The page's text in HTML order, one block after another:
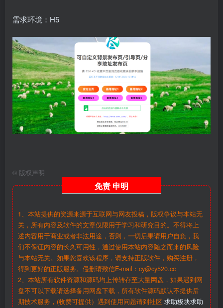
需求环境：H5
© 版权声明
免责 申明
1、本站提供的资源来源于互联网与网友投稿，版权争议与本站无
关，所有内容及软件的文章仅限用于学习和研究目的。不得将上
述内容用于商业或者非法用途，否则，一切后果请用户自负，我
们不保证内容的长久可用性，通过使用本站内容随之而来的风险
与本站无关。如果您喜欢该程序，请支持正版软件，购买注册，
得到更好的正版服务。侵删请致信E-mail：cy@cy520.cc
2、本站所有软件资源和源码均上传转存至大量网盘，如果遇到网
盘不可以下载请选择备用网盘下载，所有软件源码默认不提供后
期技术服务，(收费可提供）遇到使用问题请到社区 求助板块求助